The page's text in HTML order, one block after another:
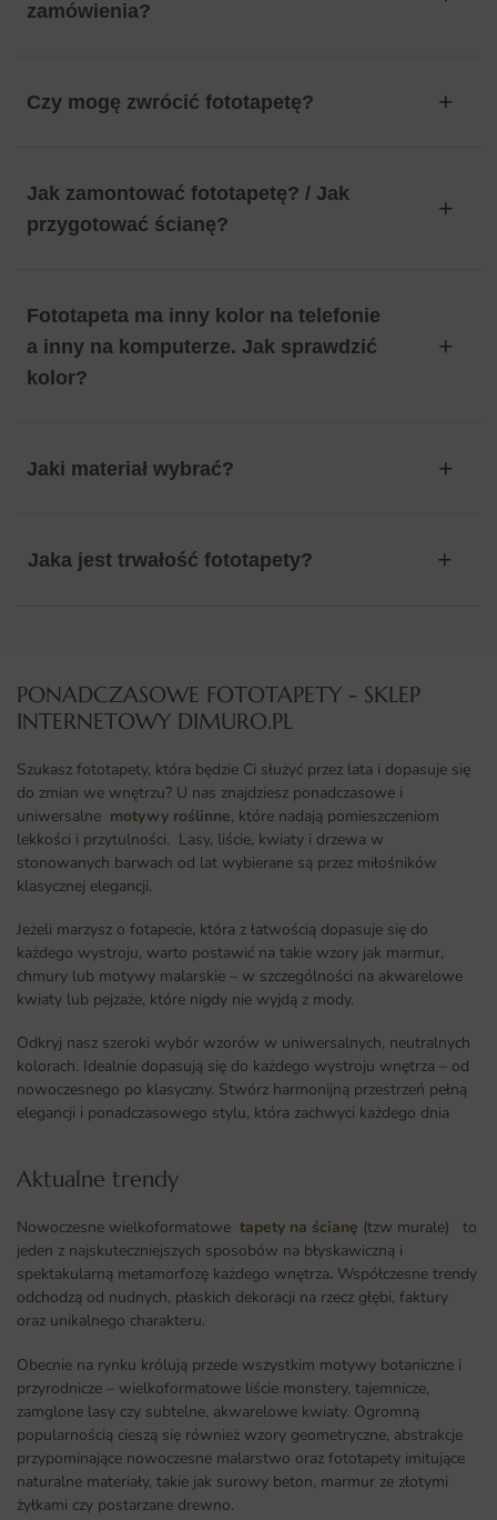
zamówienia?
Czy mogę zwrócić fototapetę?
Jak zamontować fototapetę? / Jak
przygotować ścianę?
Fototapeta ma inny kolor na telefonie
a inny na komputerze. Jak sprawdzić
kolor?
Jaki materiał wybrać?
Jaka jest trwałość fototapety?
PONADCZASOWE FOTOTAPETY - SKLEP
INTERNETOWY DIMURO.PL​
Szukasz fototapety, która będzie Ci służyć przez lata i dopasuje się
do zmian we wnętrzu? U nas znajdziesz ponadczasowe i
uniwersalne motywy roślinne, które nadają pomieszczeniom
lekkości i przytulności. Lasy, liście, kwiaty i drzewa w
stonowanych barwach od lat wybierane są przez miłośników
klasycznej elegancji.
Jeżeli marzysz o fotapecie, która z łatwością dopasuje się do
każdego wystroju, warto postawić na takie wzory jak marmur,
chmury lub motywy malarskie – w szczególności na akwarelowe
kwiaty lub pejzaże, które nigdy nie wyjdą z mody.
Odkryj nasz szeroki wybór wzorów w uniwersalnych, neutralnych
kolorach. Idealnie dopasują się do każdego wystroju wnętrza – od
nowoczesnego po klasyczny. Stwórz harmonijną przestrzeń pełną
elegancji i ponadczasowego stylu, która zachwyci każdego dnia
Aktualne trendy​
Nowoczesne wielkoformatowe tapety na ścianę (tzw murale) to
jeden z najskuteczniejszych sposobów na błyskawiczną i
spektakularną metamorfozę każdego wnętrza. Współczesne trendy
odchodzą od nudnych, płaskich dekoracji na rzecz głębi, faktury
oraz unikalnego charakteru.
Obecnie na rynku królują przede wszystkim motywy botaniczne i
przyrodnicze – wielkoformatowe liście monstery, tajemnicze,
zamglone lasy czy subtelne, akwarelowe kwiaty. Ogromną
popularnością cieszą się również wzory geometryczne, abstrakcje
przypominające nowoczesne malarstwo oraz fototapety imitujące
naturalne materiały, takie jak surowy beton, marmur ze złotymi
żyłkami czy postarzane drewno.